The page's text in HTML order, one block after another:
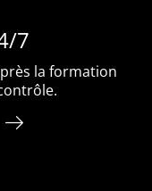
7
la formation